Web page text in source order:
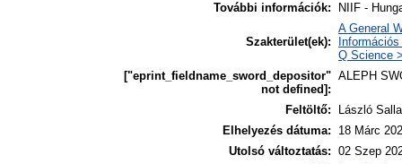
További információk:
NIIF -
Szakterület(ek):
A General
Q Science
["eprint_fieldname_sword_depositor"
not defined]:
ALEPH
Feltöltő:
László
Elhelyezés dátuma:
18 Márc
Utolsó változtatás: 02 Szep